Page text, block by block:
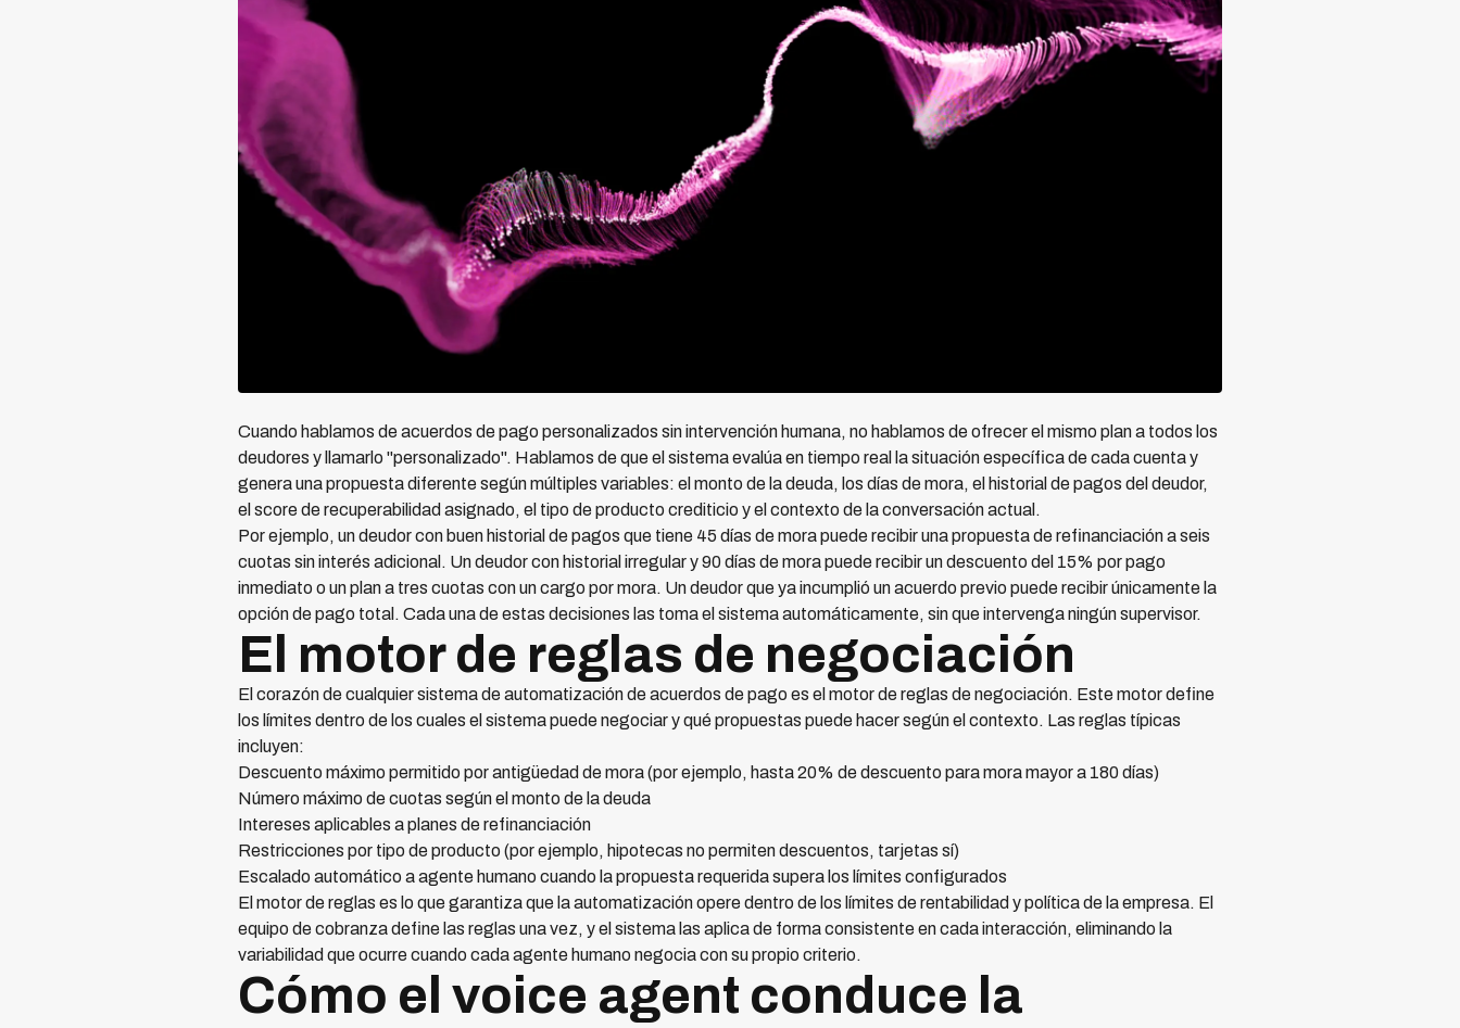
Cuando hablamos de acuerdos de pago personalizados sin intervención humana, no hablamos de ofrecer el mismo plan a todos los
deudores y llamarlo "personalizado". Hablamos de que el sistema evalúa en tiempo real la situación específica de cada cuenta y
genera una propuesta diferente según múltiples variables: el monto de la deuda, los días de mora, el historial de pagos del deudor,
el score de recuperabilidad asignado, el tipo de producto crediticio y el contexto de la conversación actual.
Por ejemplo, un deudor con buen historial de pagos que tiene 45 días de mora puede recibir una propuesta de refinanciación a seis
cuotas sin interés adicional. Un deudor con historial irregular y 90 días de mora puede recibir un descuento del 15% por pago
inmediato o un plan a tres cuotas con un cargo por mora. Un deudor que ya incumplió un acuerdo previo puede recibir únicamente la
opción de pago total. Cada una de estas decisiones las toma el sistema automáticamente, sin que intervenga ningún supervisor.
El motor de reglas de negociación
El corazón de cualquier sistema de automatización de acuerdos de pago es el motor de reglas de negociación. Este motor define
los límites dentro de los cuales el sistema puede negociar y qué propuestas puede hacer según el contexto. Las reglas típicas
incluyen:
Descuento máximo permitido por antigüedad de mora (por ejemplo, hasta 20% de descuento para mora mayor a 180 días)
Número máximo de cuotas según el monto de la deuda
Intereses aplicables a planes de refinanciación
Restricciones por tipo de producto (por ejemplo, hipotecas no permiten descuentos, tarjetas sí)
Escalado automático a agente humano cuando la propuesta requerida supera los límites configurados
El motor de reglas es lo que garantiza que la automatización opere dentro de los límites de rentabilidad y política de la empresa. El
equipo de cobranza define las reglas una vez, y el sistema las aplica de forma consistente en cada interacción, eliminando la
variabilidad que ocurre cuando cada agente humano negocia con su propio criterio.
Cómo el voice agent conduce la